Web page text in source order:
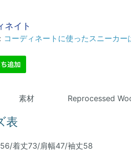
ネイト
コーディネートに使ったスニーカー
素材 Reprocessed
表
着丈73/肩幅47/袖丈58